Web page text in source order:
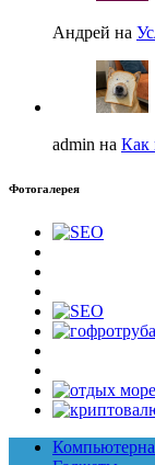
Андрей на
admin на Как
Фотогалерея